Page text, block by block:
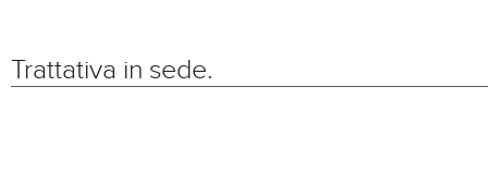
Trattativa in sede.